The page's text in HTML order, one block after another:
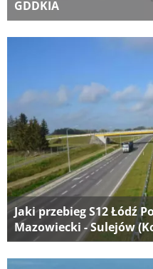
GDDKIA
Jaki przebieg S12 Łódź
Mazowiecki - Sulejów